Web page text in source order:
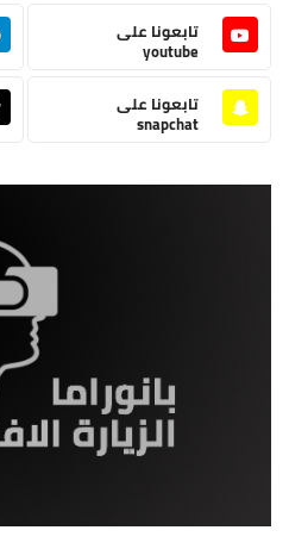
تابعونا على
youtube
تابعونا على
snapchat